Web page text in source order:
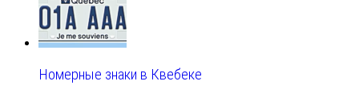
Номерные знаки в Квебеке